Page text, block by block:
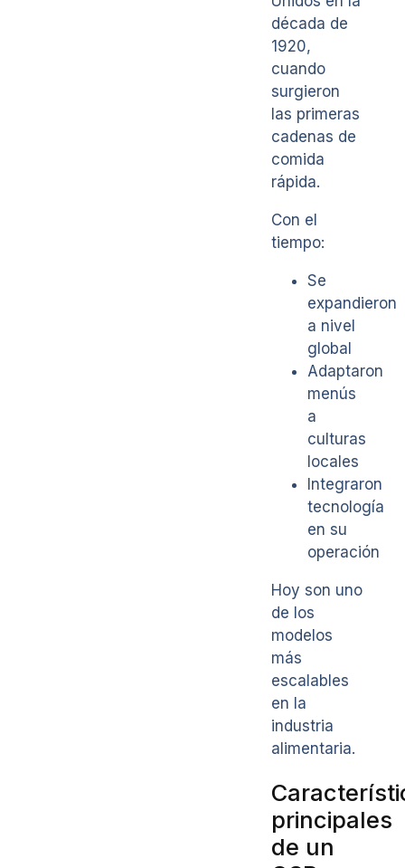
década de
1920,
cuando
surgieron
las primeras
cadenas de
comida
rápida.
Con el
tiempo:
Se
expandieron
a nivel
global
Adaptaron
menús
a
culturas
locales
Integraron
tecnología
en su
operación
Hoy son uno
de los
modelos
más
escalables
en la
industria
alimentaria.
principales
de un